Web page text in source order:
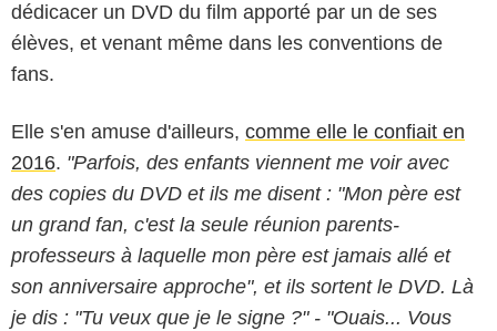
dédicacer un DVD du film apporté par un de ses
élèves, et venant même dans les conventions de
fans.
Elle s'en amuse d'ailleurs, comme elle le confiait en
2016. "Parfois, des enfants viennent me voir avec
des copies du DVD et ils me disent : "Mon père est
un grand fan, c'est la seule réunion parents-
professeurs à laquelle mon père est jamais allé et
son anniversaire approche", et ils sortent le DVD. Là
je dis : "Tu veux que je le signe ?" - "Ouais... Vous